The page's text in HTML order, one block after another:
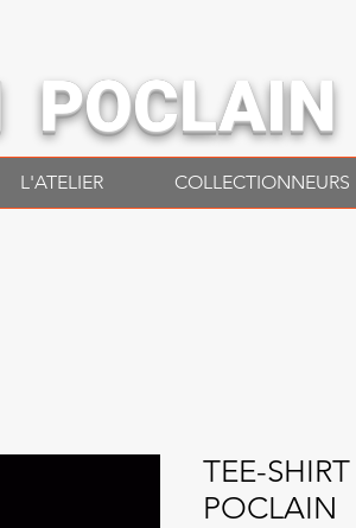
POCLAIN
L'ATELIER COLLECTIONNEURS
TEE-
POCLAIN